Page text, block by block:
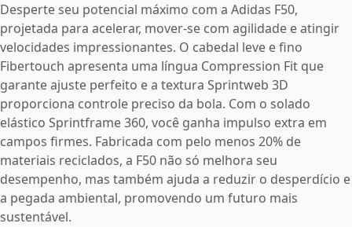
Desperte seu potencial máximo com a Adidas F50,
projetada para acelerar, mover-se com agilidade e atingir
velocidades impressionantes. O cabedal leve e fino
Fibertouch apresenta uma língua Compression Fit que
garante ajuste perfeito e a textura Sprintweb 3D
proporciona controle preciso da bola. Com o solado
elástico Sprintframe 360, você ganha impulso extra em
campos firmes. Fabricada com pelo menos 20% de
materiais reciclados, a F50 não só melhora seu
desempenho, mas também ajuda a reduzir o desperdício e
a pegada ambiental, promovendo um futuro mais
sustentável.